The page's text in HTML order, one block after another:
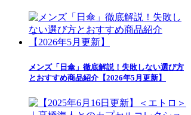
メンズ「日傘」徹底解説！失敗しない選び方
とおすすめ商品紹介【2026年5月更新】